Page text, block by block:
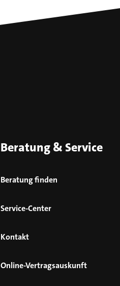
Beratung & Service
Beratung finden
Service-Center
Kontakt
Online-Vertragsauskunft